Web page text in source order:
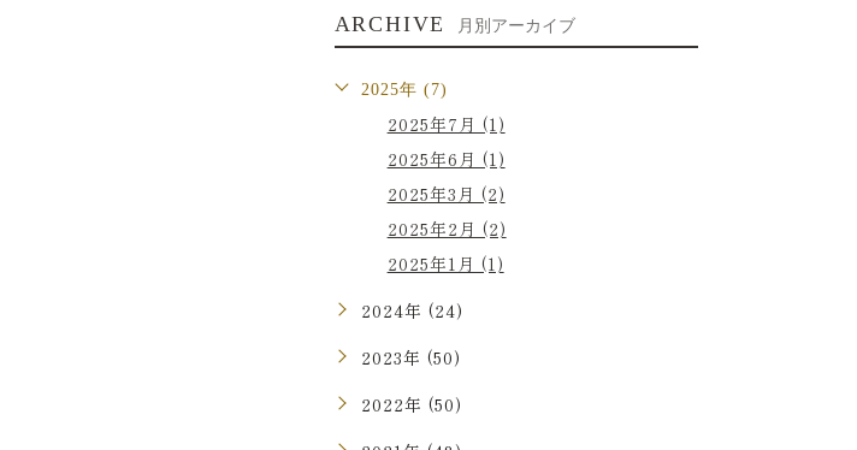
ARCHIVE 月別アーカイブ
2025年 (7)
2025年7月 (1)
2025年6月 (1)
2025年3月 (2)
2025年2月 (2)
2025年1月 (1)
2024年 (24)
2023年 (50)
2022年 (50)